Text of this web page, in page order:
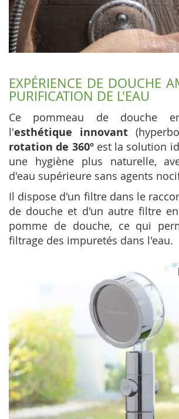
EXPÉRIENCE DE DOUCHE
PURIFICATION DE L'EAU
Ce pommeau de douche
l'esthétique innovant
rotation de 360ºest la solution
une hygiène plus naturelle,
d'eau supérieure sans agents
Il dispose d'un filtre dans le
de douche et d'un autre filtre
pomme de douche, ce qui
filtrage des impuretés dans l'eau.